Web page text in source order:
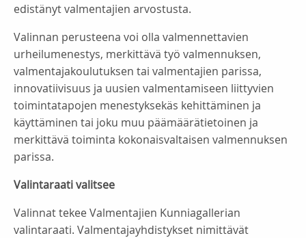
edistänyt valmentajien arvostusta.
Valinnan perusteena voi olla valmennettavien
urheilumenestys, merkittävä työ valmennuksen,
valmentajakoulutuksen tai valmentajien parissa,
innovatiivisuus ja uusien valmentamiseen liittyvien
toimintatapojen menestyksekäs kehittäminen ja
käyttäminen tai joku muu päämäärätietoinen ja
merkittävä toiminta kokonaisvaltaisen valmennuksen
parissa.
Valintaraati valitsee
Valinnat tekee Valmentajien Kunniagallerian
valintaraati. Valmentajayhdistykset nimittävät